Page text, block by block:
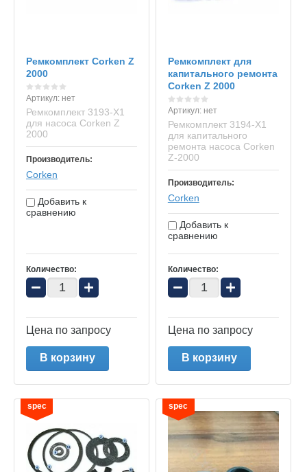
Ремкомплект Corken Z
2000
Артикул: нет
Ремкомплект 3193-Х1
для насоса Corken Z
2000
Производитель:
Corken
Добавить к
сравнению
Количество:
− +
Цена по запросу
В корзину
Ремкомплект для
капитального ремонта
Corken Z 2000
Артикул:нет
Ремкомплект 3194-Х1
для капитального
ремонта насоса Corken
Z-2000
Производитель:
Corken
Добавить к
сравнению
Количество:
− +
Цена по запросу
В корзину
spec spec